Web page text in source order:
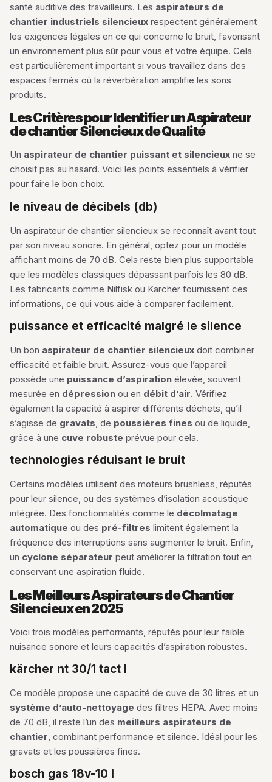
santé auditive des travailleurs. Les aspirateurs de
chantier industriels silencieux respectent généralement
les exigences légales en ce qui concerne le bruit, favorisant
un environnement plus sûr pour vous et votre équipe. Cela
est particulièrement important si vous travaillez dans des
espaces fermés où la réverbération amplifie les sons
produits.
Les Critères pour Identifier un Aspirateur
de chantier Silencieux de Qualité
Un aspirateur de chantier puissant et silencieux ne se
choisit pas au hasard. Voici les points essentiels à vérifier
pour faire le bon choix.
le niveau de décibels (db)
Un aspirateur de chantier silencieux se reconnaît avant tout
par son niveau sonore. En général, optez pour un modèle
affichant moins de 70 dB. Cela reste bien plus supportable
que les modèles classiques dépassant parfois les 80 dB.
Les fabricants comme Nilfisk ou Kärcher fournissent ces
informations, ce qui vous aide à comparer facilement.
puissance et efficacité malgré le silence
Un bon aspirateur de chantier silencieux doit combiner
efficacité et faible bruit. Assurez-vous que l’appareil
possède une puissance d’aspiration élevée, souvent
mesurée en dépression ou en débit d’air. Vérifiez
également la capacité à aspirer différents déchets, qu’il
s’agisse de gravats, de poussières fines ou de liquide,
grâce à une cuve robuste prévue pour cela.
technologies réduisant le bruit
Certains modèles utilisent des moteurs brushless, réputés
pour leur silence, ou des systèmes d’isolation acoustique
intégrée. Des fonctionnalités comme le décolmatage
automatique ou des pré-filtres limitent également la
fréquence des interruptions sans augmenter le bruit. Enfin,
un cyclone séparateur peut améliorer la filtration tout en
conservant une aspiration fluide.
Les Meilleurs Aspirateurs de Chantier
Silencieux en 2025
Voici trois modèles performants, réputés pour leur faible
nuisance sonore et leurs capacités d’aspiration robustes.
kärcher nt 30/1 tact l
Ce modèle propose une capacité de cuve de 30 litres et un
système d’auto-nettoyage des filtres HEPA. Avec moins
de 70 dB, il reste l’un des meilleurs aspirateurs de
chantier, combinant performance et silence. Idéal pour les
gravats et les poussières fines.
bosch gas 18v-10 l